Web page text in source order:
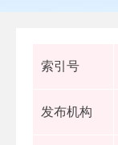
索引号
发布机构